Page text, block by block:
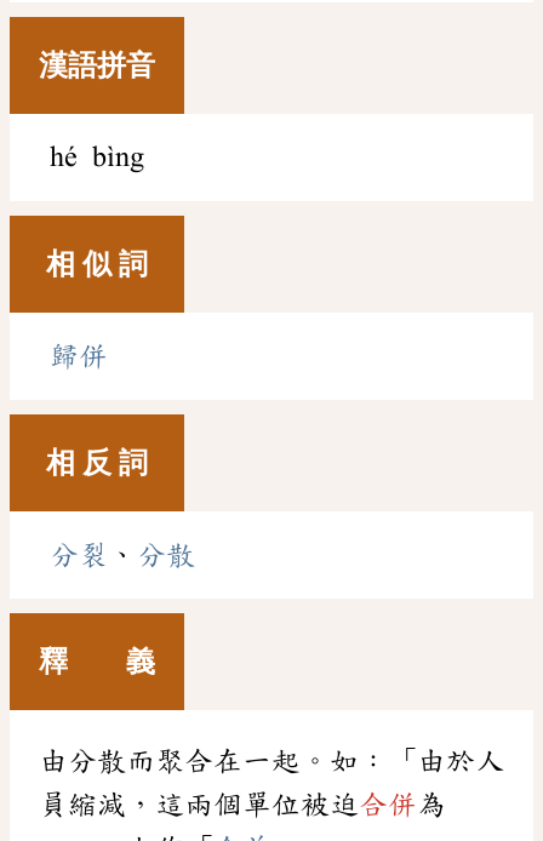
漢語拼音
hé bìng
相 似 詞
歸併
相 反 詞
分裂 、 分散
釋 義
由分散而聚合在一起。如：「由於人
員縮減，這兩個單位被迫 合併為